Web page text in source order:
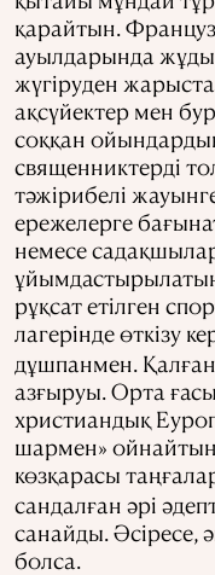
қарайтын.
ауылдарында
жүгіруден
ақсүйектер мен
соққан
священниктерді
тәжірибелі
ережелерге
немесе
рұқсат етілген
лагерінде өткізу
дұшпанмен.
азғыруы. Орта
христиандық
шармен»
көзқарасы
сандалған әрі
санайды. Әсіресе,
болса.